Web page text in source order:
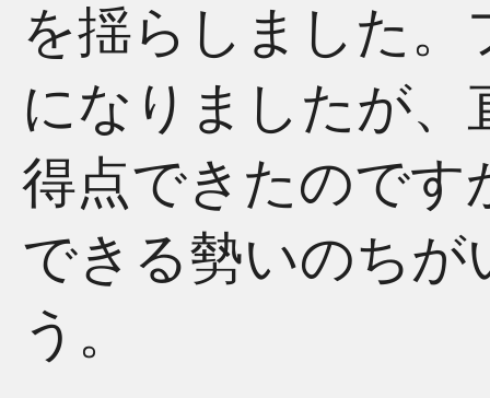
を揺らしました
になりましたが、
得点できたのです
できる勢いのち
う。